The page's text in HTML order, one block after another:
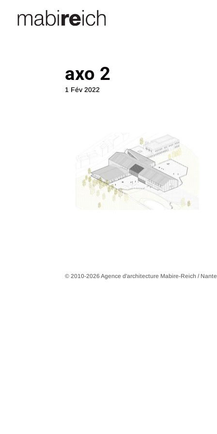
axo 2
1 Fév 2022
© 2010-2026 Agence d'architecture Mabire-Reich /